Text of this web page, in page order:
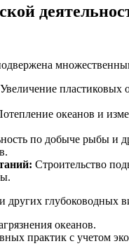
Увеличение пластиковых
океанов и
по добыче рыбы и
Строительство
глубоководных
океанов.
практик с учетом